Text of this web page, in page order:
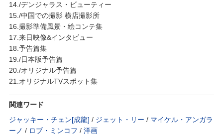
14./デンジャラス・ビューティー
15./中国での撮影 横店撮影所
16.撮影準備風景・絵コンテ集
17.来日映像&インタビュー
18.予告篇集
19./日本版予告篇
20./オリジナル予告篇
21.オリジナルTVスポット集
関連ワード
ジャッキー・チェン[成龍] / ジェット・リー / マイケル・アンガラ
ーノ / ロブ・ミンコフ / 洋画